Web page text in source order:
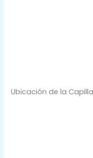
Ubicación de la